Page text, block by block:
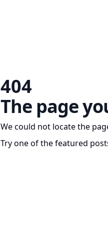
404
The page
We could not locate the
Try one of the featured